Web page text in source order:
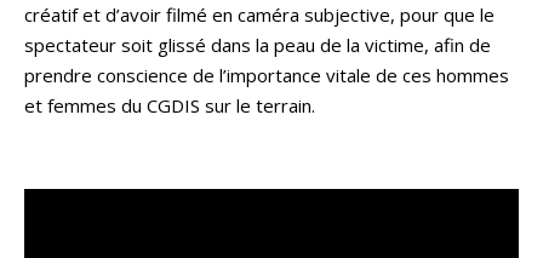
créatif et d’avoir filmé en caméra subjective, pour que le
spectateur soit glissé dans la peau de la victime, afin de
prendre conscience de l’importance vitale de ces hommes
et femmes du CGDIS sur le terrain.